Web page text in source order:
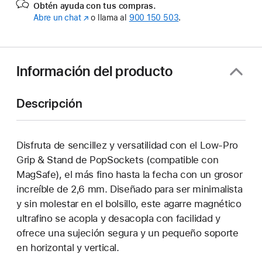
Obtén ayuda con tus compras.
Abre un chat(Se
ventana
nueva)
o llama al 900 150 503.
Información del producto
Descripción
Disfruta de sencillez y versatilidad con el Low-Pro
Grip & Stand de PopSockets (compatible con
MagSafe), el más fino hasta la fecha con un grosor
increíble de 2,6 mm. Diseñado para ser minimalista
y sin molestar en el bolsillo, este agarre magnético
ultrafino se acopla y desacopla con facilidad y
ofrece una sujeción segura y un pequeño soporte
en horizontal y vertical.